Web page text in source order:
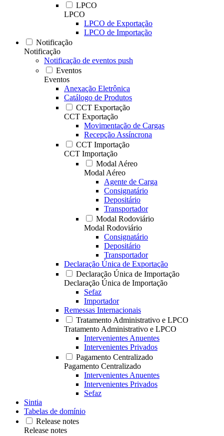
LPCO
LPCO
LPCO de Exportação
LPCO de Importação
Notificação
Notificação
Notificação de eventos push
Eventos
Eventos
Anexação Eletrônica
Catálogo de Produtos
CCT Exportação
CCT Exportação
Movimentação de Cargas
Recepção Assíncrona
CCT Importação
CCT Importação
Modal Aéreo
Modal Aéreo
Agente de Carga
Consignatário
Depositário
Transportador
Modal Rodoviário
Modal Rodoviário
Consignatário
Depositário
Transportador
Declaração Única de Exportação
Declaração Única de Importação
Declaração Única de Importação
Sefaz
Importador
Remessas Internacionais
Tratamento Administrativo e LPCO
Tratamento Administrativo e LPCO
Intervenientes Anuentes
Intervenientes Privados
Pagamento Centralizado
Pagamento Centralizado
Intervenientes Anuentes
Intervenientes Privados
Sefaz
Sintia
Tabelas de domínio
Release notes
Release notes